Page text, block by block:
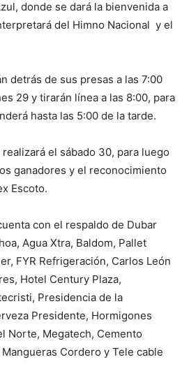
donde se dará la bienvenida a
del Himno Nacional y el
detrás de sus presas a las 7:00
29 y tirarán línea a las 8:00, para
hasta las 5:00 de la tarde.
el sábado 30, para luego
ganadores y el reconocimiento
Escoto.
con el respaldo de Dubar
Agua Xtra, Baldom, Pallet
FYR Refrigeración, Carlos León
Hotel Century Plaza,
Presidencia de la
Presidente, Hormigones
Norte, Megatech, Cemento
Cordero y Tele cable